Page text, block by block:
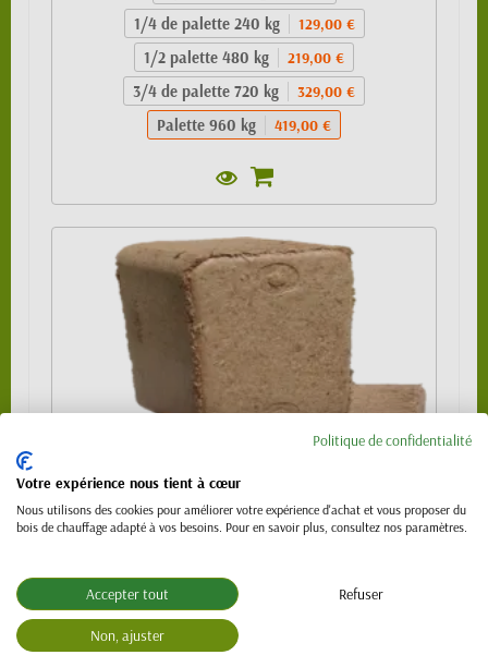
1/4 de palette 240 kg 129,00 €
1/2 palette 480 kg 219,00 €
3/4 de palette 720 kg 329,00 €
Palette 960 kg 419,00 €
Pavé de bois compressé 100 % chêne
Politique de confidentialité
Votre expérience nous tient à cœur
Nous utilisons des cookies pour améliorer votre expérience d'achat et vous proposer du
bois de chauffage adapté à vos besoins. Pour en savoir plus, consultez nos paramètres.
Accepter tout Refuser
Non, ajuster